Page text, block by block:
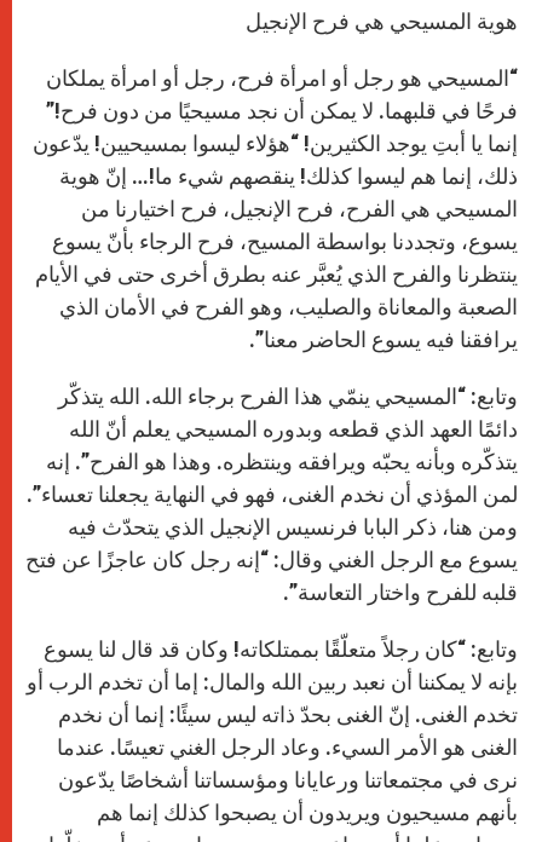
هوية المسيحي هي فرح الإنجيل
“المسيحي هو رجل أو امرأة فرح، رجل أو امرأة يملكان
فرحًا في قلبهما. لا يمكن أن نجد مسيحيًا من دون فرح!”
إنما يا أبتِ يوجد الكثيرين! “هؤلاء ليسوا بمسيحيين! يدّعون
ذلك، إنما هم ليسوا كذلك! ينقصهم شيء ما!… إنّ هوية
المسيحي هي الفرح، فرح الإنجيل، فرح اختيارنا من
يسوع، وتجددنا بواسطة المسيح، فرح الرجاء بأنّ يسوع
ينتظرنا والفرح الذي يُعبَّر عنه بطرق أخرى حتى في الأيام
الصعبة والمعاناة والصليب، وهو الفرح في الأمان الذي
يرافقنا فيه يسوع الحاضر معنا”.
وتابع: “المسيحي ينمّي هذا الفرح برجاء الله. الله يتذكّر
دائمًا العهد الذي قطعه وبدوره المسيحي يعلم أنّ الله
يتذكّره وبأنه يحبّه ويرافقه وينتظره. وهذا هو الفرح”. إنه
لمن المؤذي أن نخدم الغنى، فهو في النهاية يجعلنا تعساء”.
ومن هنا، ذكر البابا فرنسيس الإنجيل الذي يتحدّث فيه
يسوع مع الرجل الغني وقال: “إنه رجل كان عاجزًا عن فتح
قلبه للفرح واختار التعاسة”.
وتابع: “كان رجلاً متعلّقًا بممتلكاته! وكان قد قال لنا يسوع
بإنه لا يمكننا أن نعبد ربين الله والمال: إما أن تخدم الرب أو
تخدم الغنى. إنّ الغنى بحدّ ذاته ليس سيئًا: إنما أن نخدم
الغنى هو الأمر السيء. وعاد الرجل الغني تعيسًا. عندما
نرى في مجتمعاتنا ورعايانا ومؤسساتنا أشخاصًا يدّعون
بأنهم مسيحيون ويريدون أن يصبحوا كذلك إنما هم